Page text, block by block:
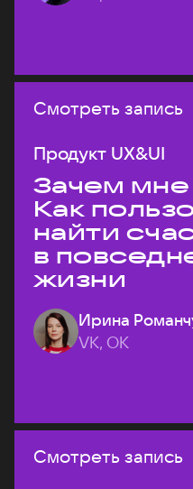
Смотреть запись
Продукт UX&UI
Зачем мне
Как
найти
в
жизни
Ирина
VK, ОК
Смотреть запись